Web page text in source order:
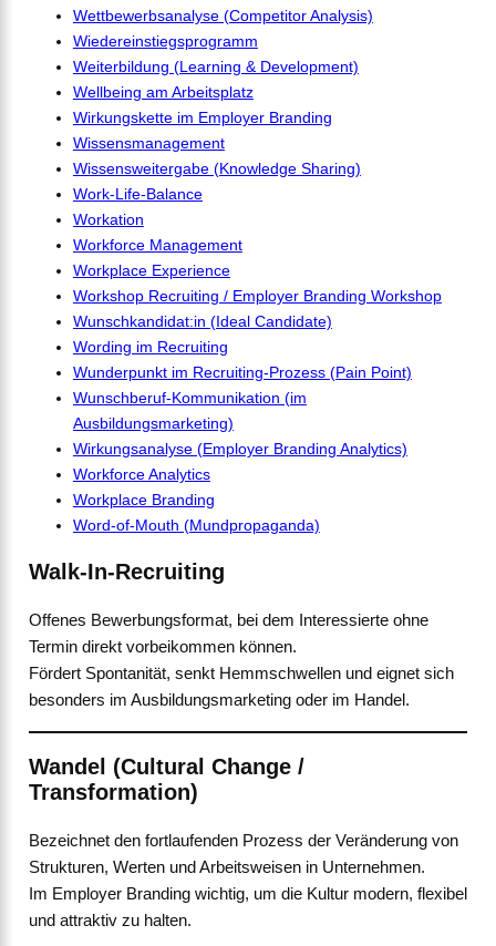
Wettbewerbsanalyse (Competitor Analysis)
Wiedereinstiegsprogramm
Weiterbildung (Learning & Development)
Wellbeing am Arbeitsplatz
Wirkungskette im Employer Branding
Wissensmanagement
Wissensweitergabe (Knowledge Sharing)
Work-Life-Balance
Workation
Workforce Management
Workplace Experience
Workshop Recruiting / Employer Branding Workshop
Wunschkandidat:in (Ideal Candidate)
Wording im Recruiting
Wunderpunkt im Recruiting-Prozess (Pain Point)
Wunschberuf-Kommunikation (im
Ausbildungsmarketing)
Wirkungsanalyse (Employer Branding Analytics)
Workforce Analytics
Workplace Branding
Word-of-Mouth (Mundpropaganda)
Walk-In-Recruiting
Offenes Bewerbungsformat, bei dem Interessierte ohne
Termin direkt vorbeikommen können.
Fördert Spontanität, senkt Hemmschwellen und eignet sich
besonders im Ausbildungsmarketing oder im Handel.
Wandel (Cultural Change /
Transformation)
Bezeichnet den fortlaufenden Prozess der Veränderung von
Strukturen, Werten und Arbeitsweisen in Unternehmen.
Im Employer Branding wichtig, um die Kultur modern, flexibel
und attraktiv zu halten.